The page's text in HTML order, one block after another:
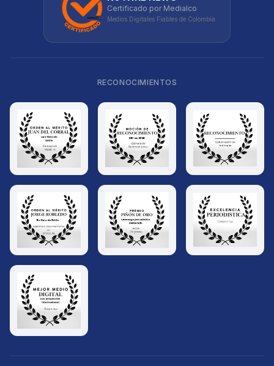
Certificado por Medialco
Medios Digitales Fiables de Colombia
RECONOCIMIENTOS